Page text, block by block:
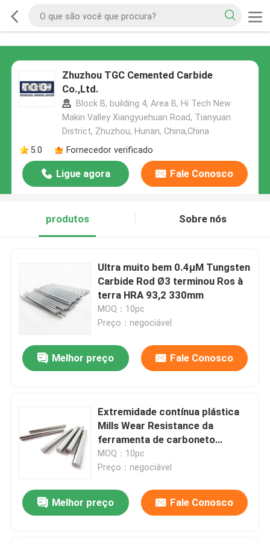
Zhuzhou TGC Cemented Carbide
Co.,Ltd.
Block B, building 4, Area B, Hi Tech New
Makin Valley Xiangyuehuan Road, Tianyuan
District, Zhuzhou, Hunan, China,China
5.0
Fornecedor verificado
Ligue agora Fale Conosco
produtos Sobre nós
Ultra muito bem 0.4μM Tungsten
Carbide Rod Ø3 terminou Ros à
terra HRA 93,2 330mm
MOQ：10pc
Preço：negociável
Melhor preço Fale Conosco
Extremidade contínua plástica
Mills Wear Resistance da
ferramenta de carboneto
cimentado do PWB K10
MOQ：10pc
Preço：negociável
Melhor preço Fale Conosco